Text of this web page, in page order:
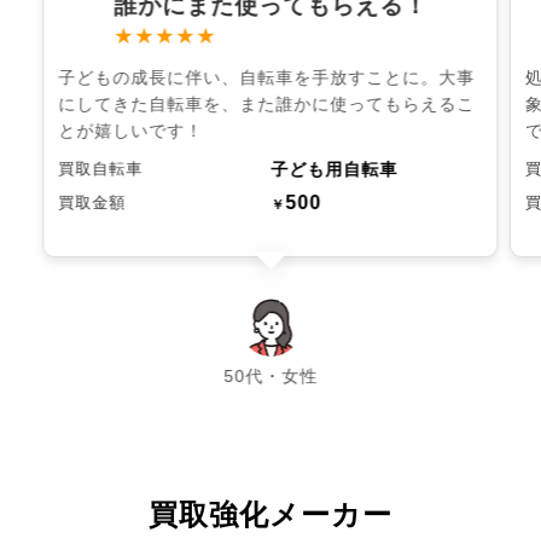
★★★★★
子どもの成長に伴い、自転車を手放すことに。大事
にしてきた自転車を、また誰かに使ってもらえるこ
とが嬉しいです！
買取自転車 子ども用自転車
買取金額 ￥500
50代・女性
chevron_left chevron_right
買取強化メーカー